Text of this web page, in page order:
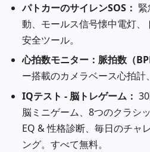
パトカーのサイレンSOS：
動、モールス信号懐中電灯
安全ツール。
心拍数モニター：脈拍数（
ー搭載のカメラベース心拍計
IQテスト - 脳トレゲーム：
脳ミニゲーム、8つのクラシ
EQ & 性格診断、毎日のチャ
ング。すべて無料。